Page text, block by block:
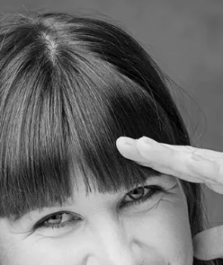
Networking
International
Auslandsprogramme
für unsere
Studierenden
Internationale
Partnerhochschulen
Studieren in
Deutschland
Studyplus
Deinen Campus entdecken
Berlin